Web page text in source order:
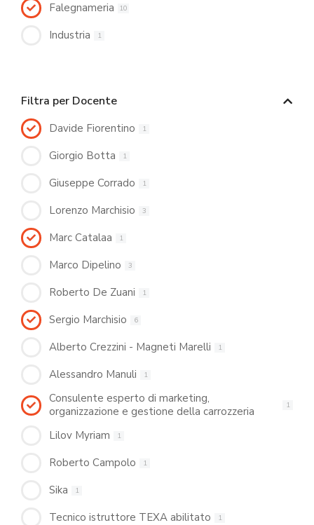
Falegnameria 10
Industria 1
Filtra per Docente
Davide Fiorentino 1
Giorgio Botta 1
Giuseppe Corrado 1
Lorenzo Marchisio 3
Marc Catalaa 1
Marco Dipelino 3
Roberto De Zuani 1
Sergio Marchisio 6
Alberto Crezzini - Magneti Marelli 1
Alessandro Manuli 1
Consulente esperto di marketing,
organizzazione e gestione della carrozzeria
1
Lilov Myriam 1
Roberto Campolo 1
Sika 1
Tecnico istruttore TEXA abilitato 1